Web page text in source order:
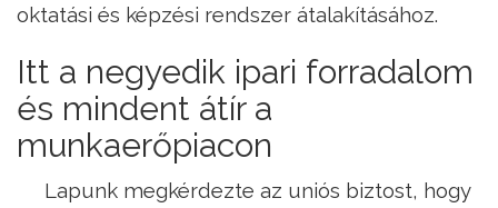
oktatási és képzési rendszer átalakításához.
Itt a negyedik ipari forradalom
és mindent átír a
munkaerőpiacon
Lapunk megkérdezte az uniós biztost, hogy